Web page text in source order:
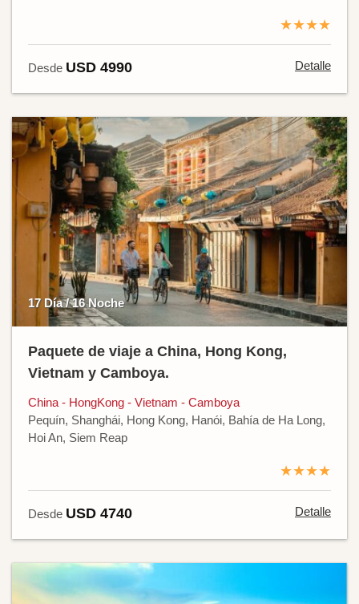
★★★★
Desde USD 4990 Detalle
17 Día / 16 Noche
Paquete de viaje a China, Hong Kong,
Vietnam y Camboya.
China - HongKong - Vietnam - Camboya
Pequín, Shanghái, Hong Kong, Hanói, Bahía de Ha Long,
Hoi An, Siem Reap
★★★★
Desde USD 4740 Detalle